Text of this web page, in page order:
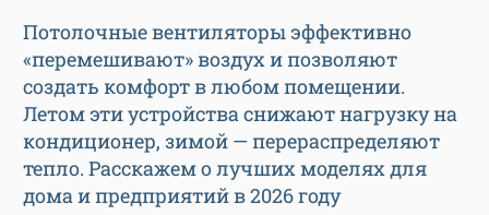
Потолочные вентиляторы эффективно
«перемешивают» воздух и позволяют
создать комфорт в любом помещении.
Летом эти устройства снижают нагрузку на
кондиционер, зимой — перераспределяют
тепло. Расскажем о лучших моделях для
дома и предприятий в 2026 году